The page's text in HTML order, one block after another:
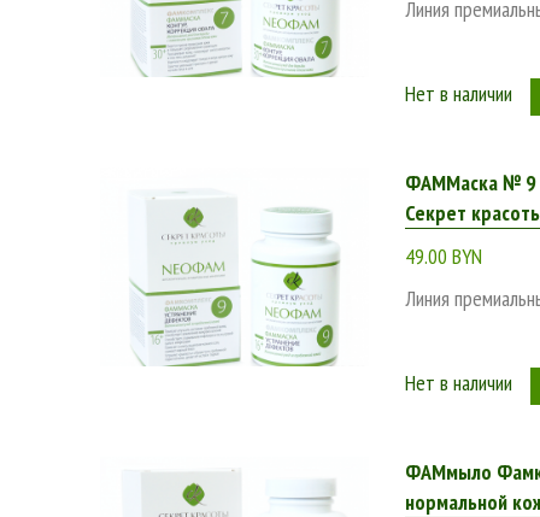
Интернет-магазин BeОrganic.by – это по-настоящему
кожи и разного возраста – от 20 до 50 и более лет.
подробные описания продуктов или консультация
магазина BeОrganic.by уже сейчас, чтобы купить
Линия
Нет в наличии
ФАММаска № 9
Секрет
49.00 BYN
Линия
Нет в наличии
ФАМмыло
нормальной